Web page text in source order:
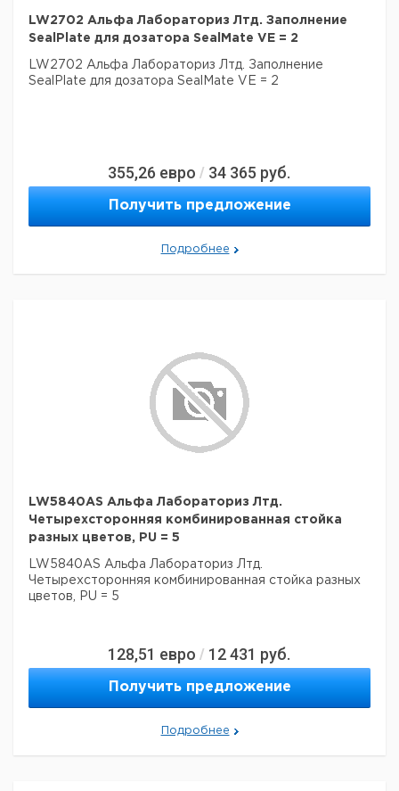
LW2702 Альфа Лабораториз Лтд. Заполнение
SealPlate для дозатора SealMate VE = 2
LW2702 Альфа Лабораториз Лтд. Заполнение
SealPlate для дозатора SealMate VE = 2
355,26 евро / 34 365 руб.
Получить предложение
Подробнее
LW5840AS Альфа Лабораториз Лтд.
Четырехсторонняя комбинированная стойка
разных цветов, PU = 5
LW5840AS Альфа Лабораториз Лтд.
Четырехсторонняя комбинированная стойка разных
цветов, PU = 5
128,51 евро / 12 431 руб.
Получить предложение
Подробнее